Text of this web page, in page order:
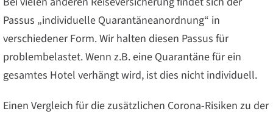
Passus „individuelle Quarantäneanordnung“ in
verschiedener Form. Wir halten diesen Passus für
problembelastet. Wenn z.B. eine Quarantäne für ein
gesamtes Hotel verhängt wird, ist dies nicht individuell.
Einen Vergleich für die zusätzlichen Corona-Risiken zu der